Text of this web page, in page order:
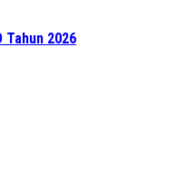
Tahun 2026